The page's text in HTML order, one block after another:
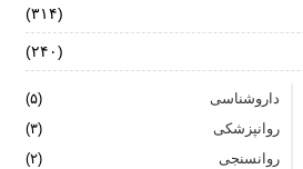
آوری در شرایط بحران
ارتباطی با استرس دارد؟
(۳۱۴)
(۲۴۰)
داروشناسی
(۵)
روانپزشکی
(۳)
روانسنجی
(۲)